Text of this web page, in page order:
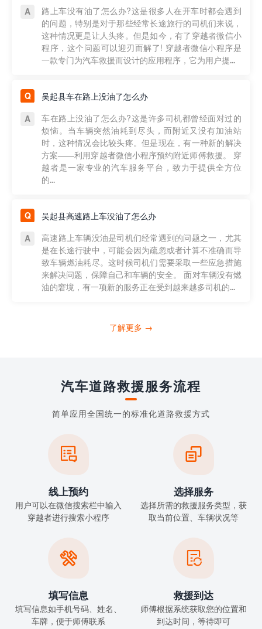
路上车没有油了怎么办?这是很多人在开车时都会遇到
的问题，特别是对于那些经常长途旅行的司机们来说，
这种情况更是让人头疼。但是如今，有了穿越者微信小
程序，这个问题可以迎刃而解了! 穿越者微信小程序是
一款专门为汽车救援而设计的应用程序，它为用户提...
吴起县车在路上没油了怎么办
车在路上没油了怎么办?这是许多司机都曾经面对过的
烦恼。当车辆突然油耗到尽头，而附近又没有加油站
时，这种情况会比较头疼。但是现在，有一种新的解决
方案——利用穿越者微信小程序预约附近师傅救援。 穿
越者是一家专业的汽车服务平台，致力于提供全方位
的...
吴起县高速路上车没油了怎么办
高速路上车辆没油是司机们经常遇到的问题之一，尤其
是在长途行驶中，可能会因为疏忽或者计算不准确而导
致车辆燃油耗尽。这时候司机们需要采取一些应急措施
来解决问题，保障自己和车辆的安全。 面对车辆没有燃
油的窘境，有一项新的服务正在受到越来越多司机的...
了解更多 →
汽车道路救援服务流程
简单应用全国统一的标准化道路救援方式

线上预约
用户可以在微信搜索栏中输入
穿越者进行搜索小程序

选择服务
选择所需的救援服务类型，获
取当前位置、车辆状况等

填写信息
填写信息如手机号码、姓名、
车牌，便于师傅联系

救援到达
师傅根据系统获取您的位置和
到达时间，等待即可